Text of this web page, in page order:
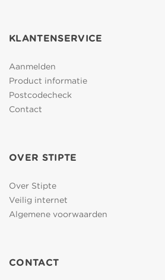
KLANTENSERVICE
Aanmelden
Product informatie
Postcodecheck
Contact
OVER STIPTE
Over Stipte
Veilig internet
Algemene voorwaarden
CONTACT